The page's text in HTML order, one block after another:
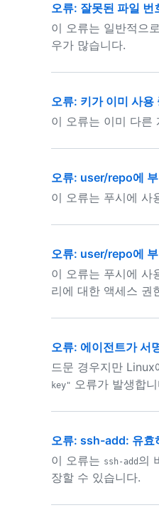
오류: 잘못된 파일 번
이 오류는 일반적으
우가 많습니다.
오류: 키가 이미 사용
이 오류는 이미 다른
오류: user/repo에
이 오류는 푸시에 사
오류: user/repo에
이 오류는 푸시에 사
리에 대한 액세스 권
오류: 에이전트가 서
드문 경우지만
key" 오류가 발생합
오류: ssh-add: 유
이 오류는 ssh-add 의
장할 수 있습니다.